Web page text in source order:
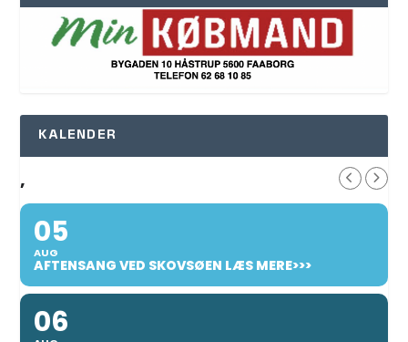
KALENDER
,
05
AUG
AFTENSANG VED SKOVSØEN LÆS MERE>>>
06